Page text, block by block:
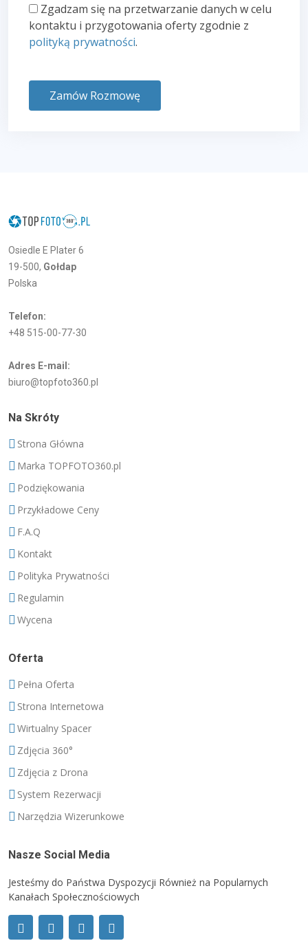
Zgadzam się na przetwarzanie danych w celu
kontaktu i przygotowania oferty zgodnie z
polityką prywatności.
Zamów Rozmowę
Osiedle E Plater 6
19-500, Gołdap
Polska
Telefon:
+48 515-00-77-30
Adres E-mail:
biuro@topfoto360.pl
Na Skróty
Strona Główna
Marka TOPFOTO360.pl
Podziękowania
Przykładowe Ceny
F.A.Q
Kontakt
Polityka Prywatności
Regulamin
Wycena
Oferta
Pełna Oferta
Strona Internetowa
Wirtualny Spacer
Zdjęcia 360°
Zdjęcia z Drona
System Rezerwacji
Narzędzia Wizerunkowe
Nasze Social Media
Jesteśmy do Państwa Dyspozycji Również na Popularnych
Kanałach Społecznościowych